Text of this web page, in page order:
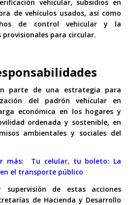
vehicular, subsidios en
de vehículos usados, así como
de control vehicular y la
provisionales para circular.
parte de una estrategia para
del padrón vehicular en
económica en los hogares y
ordenada y sostenible, en
ambientales y sociales del
más: Tu celular, tu boleto: La
el transporte público
supervisión de estas acciones
de Hacienda y Desarrollo